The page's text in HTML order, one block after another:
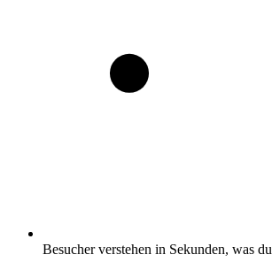
Besucher verstehen in Sekunden, was